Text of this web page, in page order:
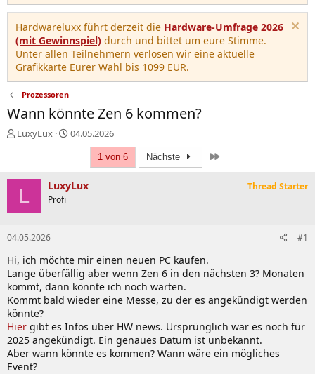
Hardwareluxx führt derzeit die Hardware-Umfrage 2026
(mit Gewinnspiel) durch und bittet um eure Stimme.
Unter allen Teilnehmern verlosen wir eine aktuelle
Grafikkarte Eurer Wahl bis 1099 EUR.
Prozessoren
Wann könnte Zen 6 kommen?
E
e
r
LuxyLux
E
e
m
04.05.2026
1 von 6 Nächste
L LuxyLux
Profi
Thread Starter
04.05.2026 #1
Hi, ich möchte mir einen neuen PC kaufen.
Lange überfällig aber wenn Zen 6 in den nächsten 3? Monaten
kommt, dann könnte ich noch warten.
Kommt bald wieder eine Messe, zu der es angekündigt werden
könnte?
Hier gibt es Infos über HW news. Ursprünglich war es noch für
2025 angekündigt. Ein genaues Datum ist unbekannt.
Aber wann könnte es kommen? Wann wäre ein mögliches
Event?